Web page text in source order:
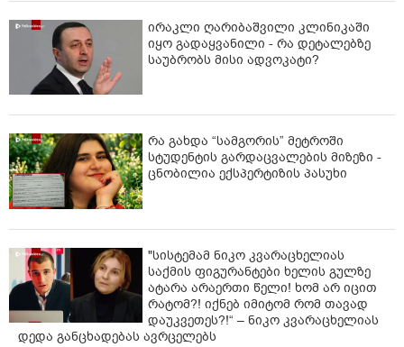
ირაკლი ღარიბაშვილი კლინიკაში
იყო გადაყვანილი - რა დეტალებზე
საუბრობს მისი ადვოკატი?
რა გახდა “სამგორის” მეტროში
სტუდენტის გარდაცვალების მიზეზი -
ცნობილია ექსპერტიზის პასუხი
"სისტემამ ნიკო კვარაცხელიას
საქმის ფიგურანტები ხელის გულზე
ატარა არაერთი წელი! ხომ არ იცით
რატომ?! იქნებ იმიტომ რომ თავად
დაუკვეთეს?!“ – ნიკო კვარაცხელიას
დედა განცხადებას ავრცელებს